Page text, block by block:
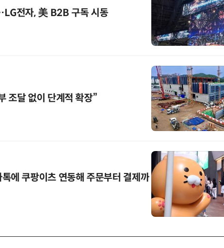
전자, 美 B2B 구독 시동
조달 없이 단계적 확장”
에 쿠팡이츠 연동해 주문부터 결제까